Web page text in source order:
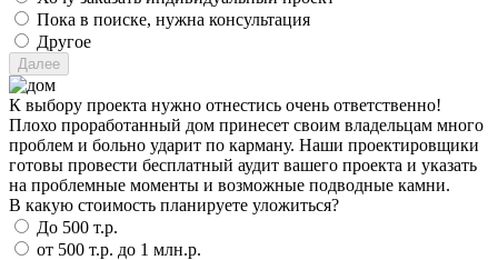
Пока в поиске, нужна консультация
Другое
К выбору проекта нужно отнестись очень ответственно!
Плохо проработанный дом принесет своим владельцам много
проблем и больно ударит по карману. Наши проектировщики
готовы провести бесплатный аудит вашего проекта и указать
на проблемные моменты и возможные подводные камни.
В какую стоимость планируете уложиться?
До 500 т.р.
от 500 т.р. до 1 млн.р.